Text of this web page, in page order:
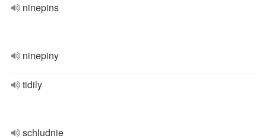
ninepins
ninepiny
tidily
schludnie